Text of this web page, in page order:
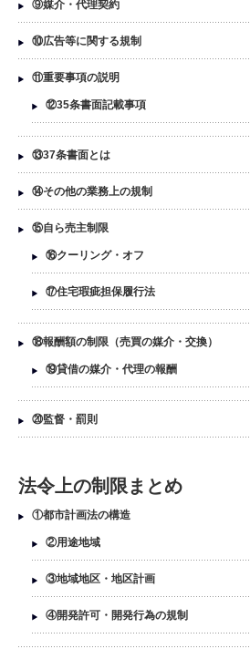
⑨媒介・代理契約
⑩広告等に関する規制
⑪重要事項の説明
⑫35条書面記載事項
⑬37条書面とは
⑭その他の業務上の規制
⑮自ら売主制限
⑯クーリング・オフ
⑰住宅瑕疵担保履行法
⑱報酬額の制限（売買の媒介・交換）
⑲貸借の媒介・代理の報酬
⑳監督・罰則
法令上の制限まとめ
①都市計画法の構造
②用途地域
③地域地区・地区計画
④開発許可・開発行為の規制